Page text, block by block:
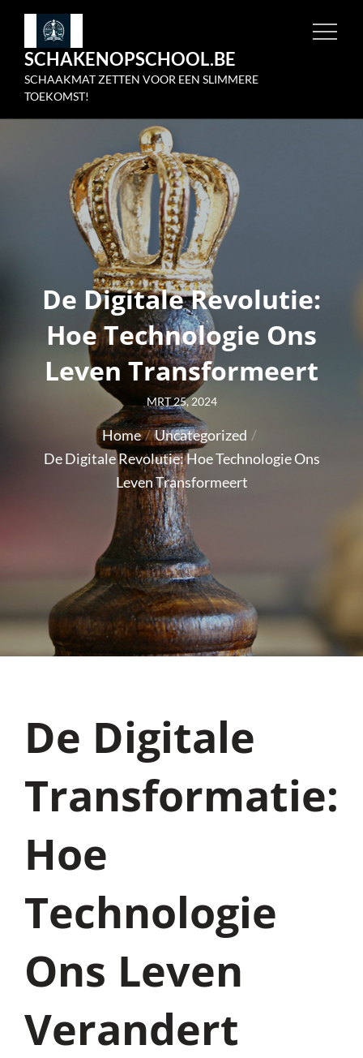
Skip
contentSCHAKENOPSCHOOL.BE
SCHAAKMAT ZETTEN VOOR EEN SLIMMERE
TOEKOMST!
De Digitale Revolutie:
Hoe Technologie Ons
Leven Transformeert
Posted
on
MRT 25, 2024
Home
Uncategorized
De Digitale Revolutie: Hoe Technologie Ons
Leven Transformeert
De Digitale
Transformatie:
Hoe
Technologie
Ons Leven
Verandert